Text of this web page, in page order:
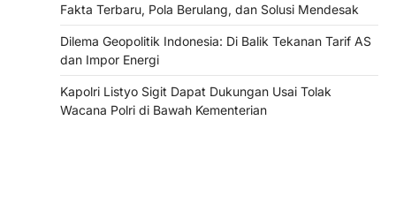
Fakta Terbaru, Pola Berulang, dan Solusi Mendesak
Dilema Geopolitik Indonesia: Di Balik Tekanan Tarif AS
dan Impor Energi
Kapolri Listyo Sigit Dapat Dukungan Usai Tolak
Wacana Polri di Bawah Kementerian